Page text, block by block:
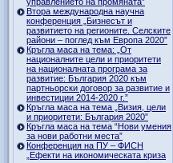
Втора международна научна
конференция „Бизнесът и
развитието на регионите. Селските
райони – поглед към Европа 2020”
Кръгла маса на тема: „От
националните цели и приоритети
на националната програма за
развитие: България 2020 към
партньорски договор за развитие и
инвестиции 2014-2020 г.”
Кръгла маса на тема „Визия, цели
и приоритети: България 2020”
Кръгла маса на тема “Нови умения
за нови работни места”
Конференция на ПУ – ФИСН
„Ефекти на икономическата криза